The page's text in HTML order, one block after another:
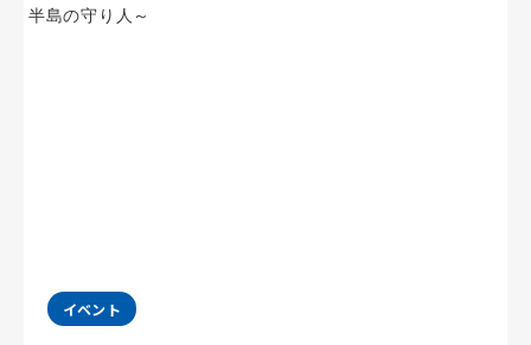
イベント